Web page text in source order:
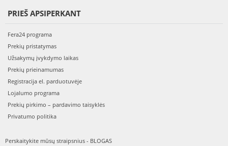
PRIEŠ APSIPERKANT
Fera24 programa
Prekių pristatymas
Užsakymų įvykdymo laikas
Prekių prieinamumas
Registracija el. parduotuvėje
Lojalumo programa
Prekių pirkimo – pardavimo taisyklės
Privatumo politika
Perskaitykite mūsų straipsnius - BLOGAS